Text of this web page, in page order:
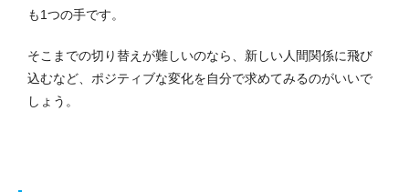
も1つの手です。
そこまでの切り替えが難しいのなら、新しい人間関係に飛び
込むなど、ポジティブな変化を自分で求めてみるのがいいで
しょう。